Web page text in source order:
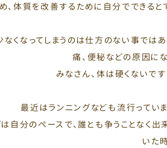
、体質を改善するために自分でできると
くなってしまうのは仕方のない事ではあ
痛、便秘などの原因にな
みなさん、体は硬くないで
最近はランニングなども流行ってい
自分のペースで、誰とも争うことなく
いた